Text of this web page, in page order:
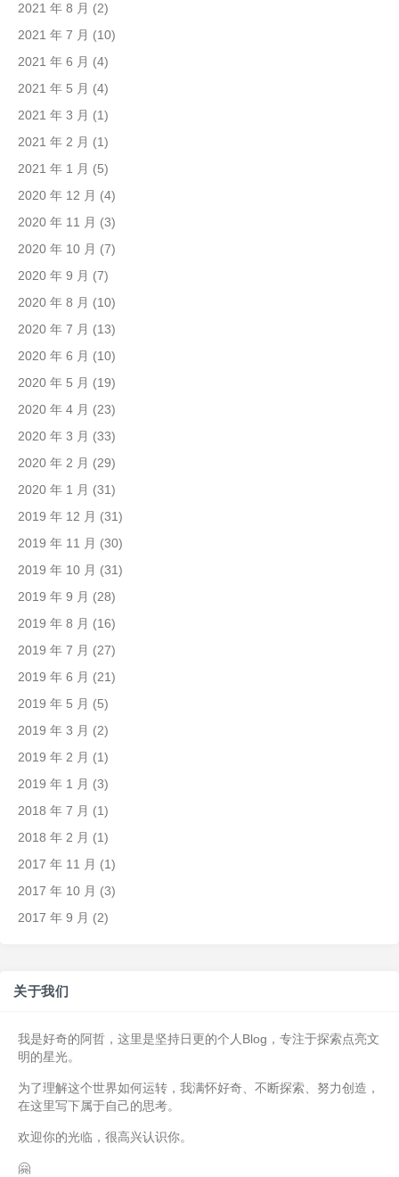
2021 年 8 月 (2)
2021 年 7 月 (10)
2021 年 6 月 (4)
2021 年 5 月 (4)
2021 年 3 月 (1)
2021 年 2 月 (1)
2021 年 1 月 (5)
2020 年 12 月 (4)
2020 年 11 月 (3)
2020 年 10 月 (7)
2020 年 9 月 (7)
2020 年 8 月 (10)
2020 年 7 月 (13)
2020 年 6 月 (10)
2020 年 5 月 (19)
2020 年 4 月 (23)
2020 年 3 月 (33)
2020 年 2 月 (29)
2020 年 1 月 (31)
2019 年 12 月 (31)
2019 年 11 月 (30)
2019 年 10 月 (31)
2019 年 9 月 (28)
2019 年 8 月 (16)
2019 年 7 月 (27)
2019 年 6 月 (21)
2019 年 5 月 (5)
2019 年 3 月 (2)
2019 年 2 月 (1)
2019 年 1 月 (3)
2018 年 7 月 (1)
2018 年 2 月 (1)
2017 年 11 月 (1)
2017 年 10 月 (3)
2017 年 9 月 (2)
关于我们
我是好奇的阿哲，这里是坚持日更的个人Blog，专注于探索点亮文
明的星光。
为了理解这个世界如何运转，我满怀好奇、不断探索、努力创造，
在这里写下属于自己的思考。
欢迎你的光临，很高兴认识你。
🤗